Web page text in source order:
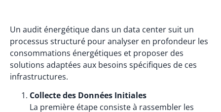
Un audit énergétique dans un data center suit un
processus structuré pour analyser en profondeur les
consommations énergétiques et proposer des
solutions adaptées aux besoins spécifiques de ces
infrastructures.
Collecte des Données Initiales
La première étape consiste à rassembler les